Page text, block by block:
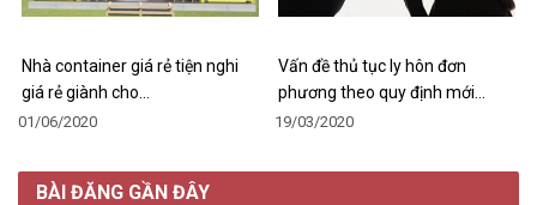
Nhà container giá rẻ tiện nghi
giá rẻ giành cho…
01/06/2020
Vấn đề thủ tục ly hôn đơn
phương theo quy định mới…
19/03/2020
BÀI ĐĂNG GẦN ĐÂY